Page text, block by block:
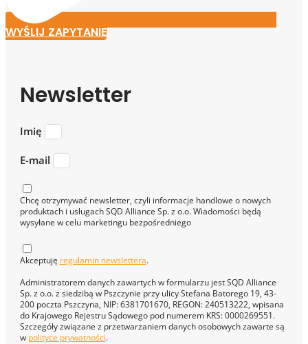
WYŚLIJ ZAPYTANIE
Newsletter
Imię
E-mail
Chcę otrzymywać newsletter, czyli informacje handlowe o nowych
produktach i usługach SQD Alliance Sp. z o.o. Wiadomości będą
wysyłane w celu marketingu bezpośredniego
Akceptuję regulamin newslettera.
Administratorem danych zawartych w formularzu jest SQD Alliance
Sp. z o.o. z siedzibą w Pszczynie przy ulicy Stefana Batorego 19, 43-
200 poczta Pszczyna, NIP: 6381701670, REGON: 240513222, wpisana
do Krajowego Rejestru Sądowego pod numerem KRS: 0000269551.
Szczegóły związane z przetwarzaniem danych osobowych zawarte są
w polityce prywatności.